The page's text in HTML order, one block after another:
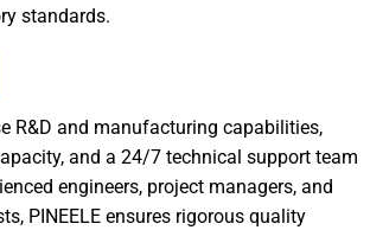
standards.
R&D and manufacturing capabilities,
and a 24/7 technical support team
engineers, project managers, and
PINEELE ensures rigorous quality